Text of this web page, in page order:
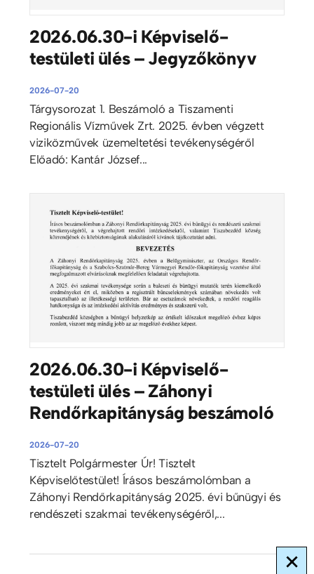
2026.06.30-i Képviselő-
testületi ülés – Jegyzőkönyv
2026-07-20
Tárgysorozat 1. Beszámoló a Tiszamenti
Regionális Vízművek Zrt. 2025. évben végzett
viziközművek üzemeltetési tevékenységéről
Előadó: Kantár József...
2026.06.30-i Képviselő-
testületi ülés – Záhonyi
Rendőrkapitányság beszámoló
2026-07-20
Tisztelt Polgármester Úr! Tisztelt
Képviselőtestület! Írásos beszámolómban a
Záhonyi Rendőrkapitányság 2025. évi bűnügyi és
rendészeti szakmai tevékenységéről,...
×